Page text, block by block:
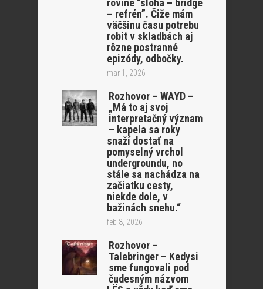
rovine “sloha – bridge
– refrén”. Čiže mám
väčšinu času potrebu
robit v skladbách aj
rôzne postranné
epizódy, odbočky.
mar 1, 2026
Rozhovor – WAYD –
„Má to aj svoj
interpretačný význam
– kapela sa roky
snaží dostať na
pomyselný vrchol
undergroundu, no
stále sa nachádza na
začiatku cesty,
niekde dole, v
bažinách snehu.“
feb 8, 2026
Rozhovor –
Talebringer – Kedysi
sme fungovali pod
čudesným názvom